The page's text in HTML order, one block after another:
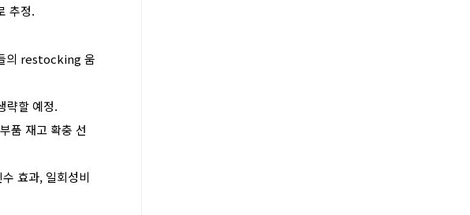
추정.
의 restocking 움
략할 예정.
품 재고 확충 선
효과, 일회성비